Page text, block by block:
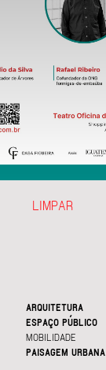
ARQUITETURA
ESPAÇO PÚBLICO
MOBILIDADE
PAISAGEM URBANA
LIMPAR